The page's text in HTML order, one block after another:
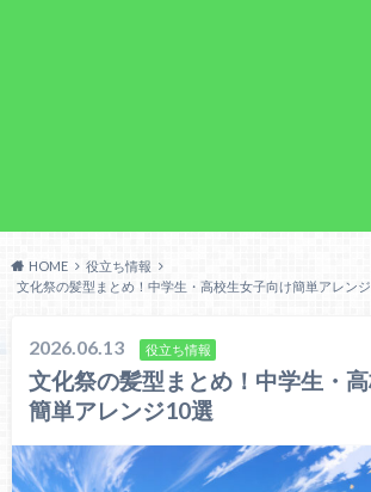
HOME
役立ち情報
文化祭の髪型まとめ！中学生・高校生女子向け簡単アレン
2026.06.13 役立ち情報
文化祭の髪型まとめ！中学生・
簡単アレンジ10選